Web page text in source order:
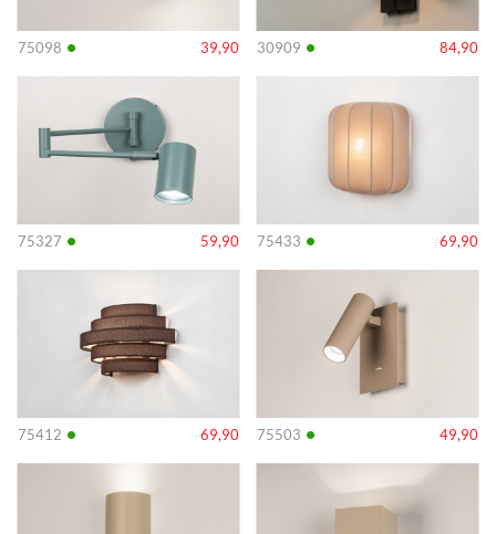
75098 • 39,90 30909 • 84,90
75327 • 59,90
Info
75433 • 69,90
Info
75412 • 69,90
Info
75503 • 49,90
Info
Info Info